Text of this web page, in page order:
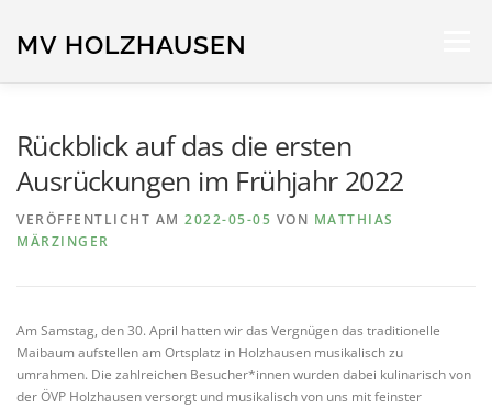
springen
MV HOLZHAUSEN
Rückblick auf das die ersten
Ausrückungen im Frühjahr 2022
VERÖFFENTLICHT AM 2022-05-05 VON MATTHIAS
MÄRZINGER
Am Samstag, den 30. April hatten wir das Vergnügen das traditionelle
Maibaum aufstellen am Ortsplatz in Holzhausen musikalisch zu
umrahmen. Die zahlreichen Besucher*innen wurden dabei kulinarisch von
der ÖVP Holzhausen versorgt und musikalisch von uns mit feinster